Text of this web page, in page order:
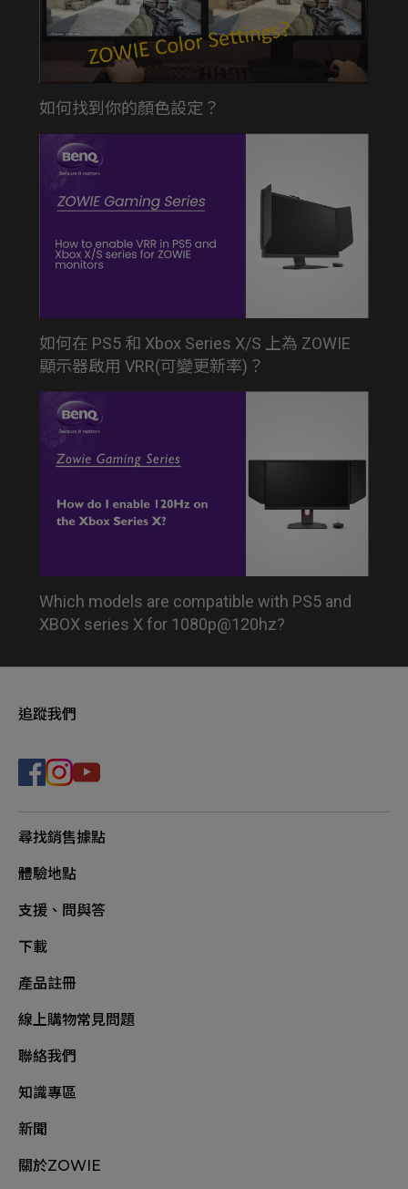
如何找到你的顏色設定？
如何在 PS5 和 Xbox Series X/S 上為 ZOWIE
顯示器啟用 VRR(可變更新率)？
Which models are compatible with PS5 and
XBOX series X for 1080p@120hz?
追蹤我們
尋找銷售據點
體驗地點
支援、問與答
下載
產品註冊
線上購物常見問題
聯絡我們
知識專區
新聞
關於ZOWIE